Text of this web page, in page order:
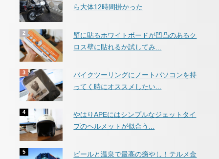
ら大体12時間掛かった
壁に貼るホワイトボードが凹凸のあるク
ロス壁に貼れるか試してみ...
バイクツーリングにノートパソコンを持
ってく時にオススメしたい...
やはりAPEにはシンプルなジェットタイ
プのヘルメットが似合う...
ビールと温泉で最高の癒やし！テルメ金